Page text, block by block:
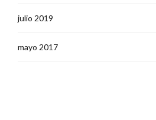
julio 2019
mayo 2017